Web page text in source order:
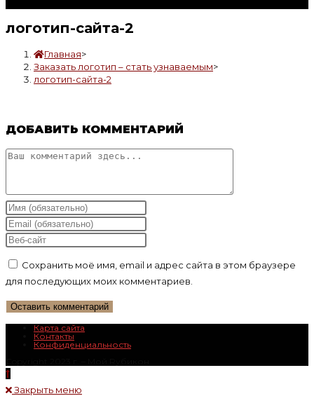
логотип-сайта-2
Главная>
Заказать логотип – стать узнаваемым>
логотип-сайта-2
ДОБАВИТЬ КОММЕНТАРИЙ
Комментарий
Введите
свое
имя
имя
пользователя,
чтобы
Введите
свой
адрес,
чтобы
прокомментировать
Введите
вашего
веб-
сайта
Сохранить моё имя, email и адрес сайта в этом браузере
для последующих моих комментариев.
Карта сайта
Контакты
Конфиденциальность
Закрыть меню